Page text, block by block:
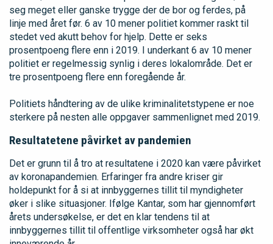
seg meget eller ganske trygge der de bor og ferdes, på
linje med året før. 6 av 10 mener politiet kommer raskt til
stedet ved akutt behov for hjelp. Dette er seks
prosentpoeng flere enn i 2019. I underkant 6 av 10 mener
politiet er regelmessig synlig i deres lokalområde. Det er
tre prosentpoeng flere enn foregående år.
Politiets håndtering av de ulike kriminalitetstypene er noe
sterkere på nesten alle oppgaver sammenlignet med 2019.
Resultatetene påvirket av pandemien
Det er grunn til å tro at resultatene i 2020 kan være påvirket
av koronapandemien. Erfaringer fra andre kriser gir
holdepunkt for å si at innbyggernes tillit til myndigheter
øker i slike situasjoner. Ifølge Kantar, som har gjennomført
årets undersøkelse, er det en klar tendens til at
innbyggernes tillit til offentlige virksomheter også har økt